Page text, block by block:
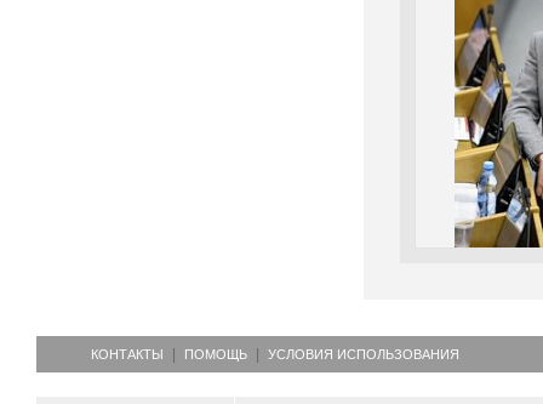
КОНТАКТЫ ПОМОЩЬ УСЛОВИЯ ИСПОЛЬЗОВАНИЯ